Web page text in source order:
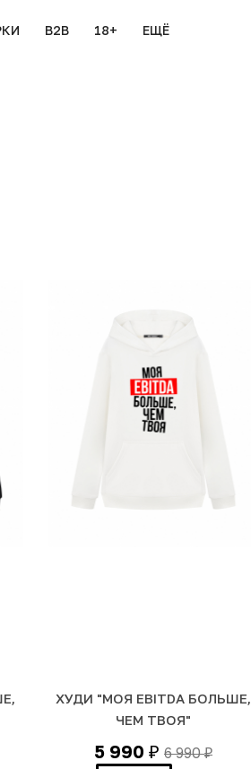
B2B 18+ ЕЩЁ
ХУДИ "МОЯ EBITDA БОЛЬШЕ,
ЧЕМ ТВОЯ"
5 990 ₽ 6 990₽